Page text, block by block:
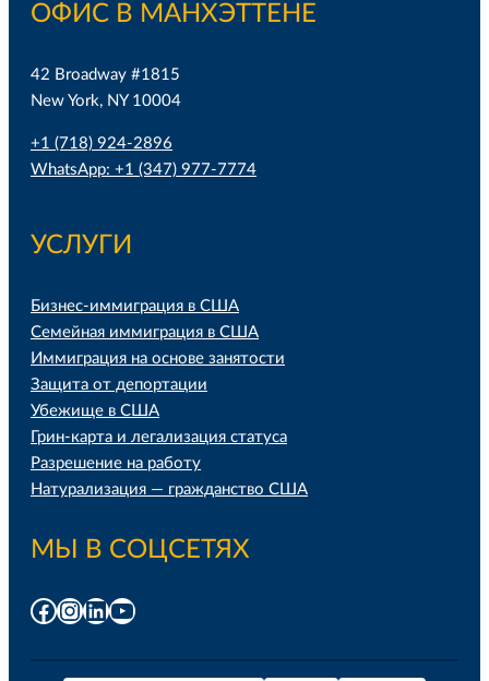
ОФИС В МАНХЭТТЕНЕ
42 Broadway #1815
New York, NY 10004
+1 (718) 924-2896
WhatsApp: +1 (347) 977-7774
УСЛУГИ
Бизнес-иммиграция в США
Семейная иммиграция в США
Иммиграция на основе занятости
Защита от депортации
Убежище в США
Грин-карта и легализация статуса
Разрешение на работу
Натурализация — гражданство США
МЫ В СОЦСЕТЯХ
Facebook
Instagram
LinkedIn
YouTube